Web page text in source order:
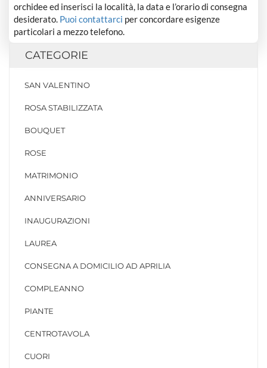
orchidee ed inserisci la località, la data e l’orario di consegna
desiderato. Puoi contattarci per concordare esigenze
particolari a mezzo telefono.
CATEGORIE
SAN VALENTINO
ROSA STABILIZZATA
BOUQUET
ROSE
MATRIMONIO
ANNIVERSARIO
INAUGURAZIONI
LAUREA
CONSEGNA A DOMICILIO AD APRILIA
COMPLEANNO
PIANTE
CENTROTAVOLA
CUORI